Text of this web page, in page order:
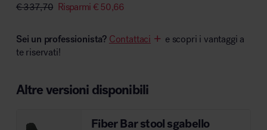
€337,70 Risparmi €50,66
Sei un professionista? Contattaci
e scopri i vantaggi a
te riservati!
Altre versioni disponibili
Fiber Bar stool sgabello